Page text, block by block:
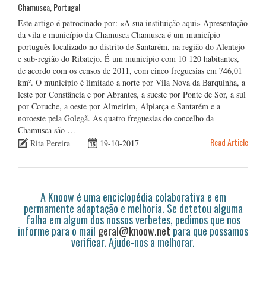
Chamusca, Portugal
Este artigo é patrocinado por: «A sua instituição aqui» Apresentação
da vila e município da Chamusca Chamusca é um município
português localizado no distrito de Santarém, na região do Alentejo
e sub-região do Ribatejo. É um município com 10 120 habitantes,
de acordo com os censos de 2011, com cinco freguesias em 746,01
km². O município é limitado a norte por Vila Nova da Barquinha, a
leste por Constância e por Abrantes, a sueste por Ponte de Sor, a sul
por Coruche, a oeste por Almeirim, Alpiarça e Santarém e a
noroeste pela Golegã. As quatro freguesias do concelho da
Chamusca são …
Rita Pereira
19-10-2017 Read Article
A Knoow é uma enciclopédia colaborativa e em
permamente adaptação e melhoria. Se detetou alguma
falha em algum dos nossos verbetes, pedimos que nos
informe para o mail geral@knoow.netpara que possamos
verificar. Ajude-nos a melhorar.